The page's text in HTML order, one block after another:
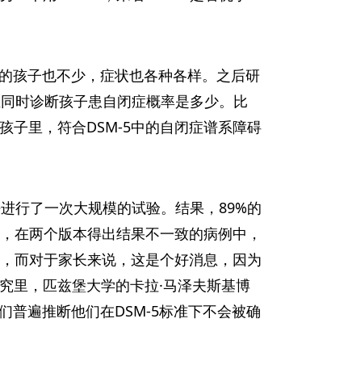
孩子也不少，症状也各种各样。之后研
时诊断孩子患自闭症概率是多少。比
子里，符合DSM-5中的自闭症谱系障碍
行了一次大规模的试验。结果，89%的
在两个版本得出结果不一致的病例中，
而对于家长来说，这是个好消息，因为
里，匹兹堡大学的卡拉·马泽夫斯基博
普遍推断他们在DSM-5标准下不会被确